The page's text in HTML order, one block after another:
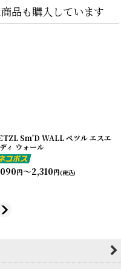
品も購入しています
Sm'D WALL ペツル エスエ
ィ ウォール
円～2,310円(税込)